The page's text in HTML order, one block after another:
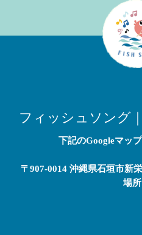
フィッシュソング
下記のGoogleマッ
〒907-0014 沖縄県石垣市新
場所